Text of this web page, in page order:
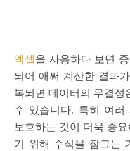
엑셀을 사용하다 보면
되어 애써 계산한 결과
복되면 데이터의 무결성
수 있습니다. 특히 여러
보호하는 것이 더욱 중
기 위해 수식을 잠그는